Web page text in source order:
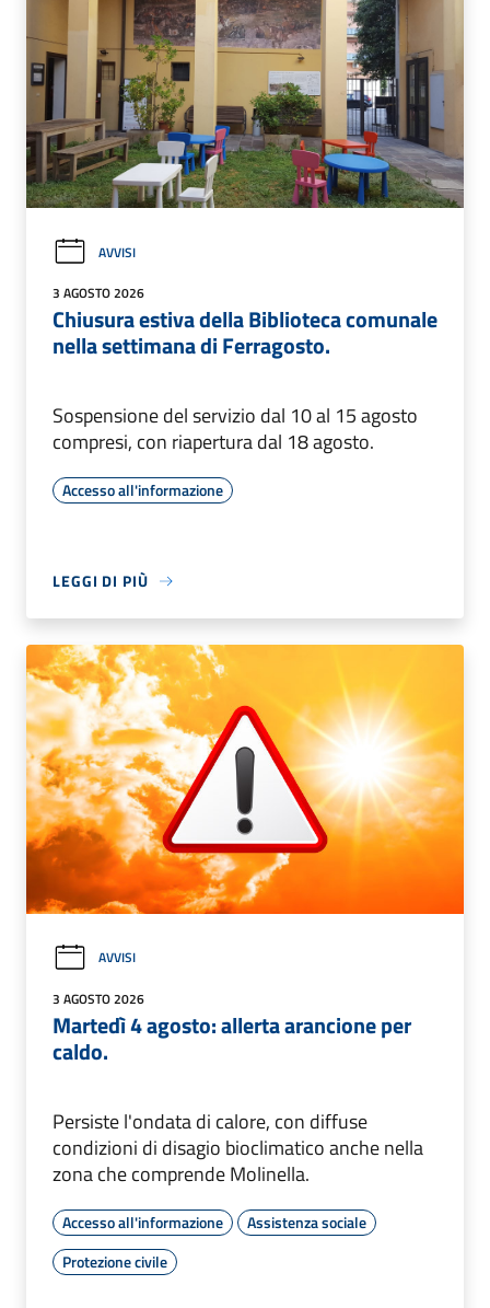
AVVISI
3 AGOSTO 2026
Chiusura estiva della Biblioteca comunale
nella settimana di Ferragosto.
Sospensione del servizio dal 10 al 15 agosto
compresi, con riapertura dal 18 agosto.
Accesso all'informazione
LEGGI DI PIÙ
AVVISI
3 AGOSTO 2026
Martedì 4 agosto: allerta arancione per
caldo.
Persiste l'ondata di calore, con diffuse
condizioni di disagio bioclimatico anche nella
zona che comprende Molinella.
Accesso all'informazione
Assistenza sociale
Protezione civile